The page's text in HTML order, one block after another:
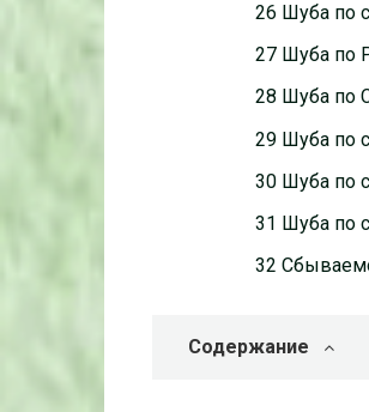
26 Шуба по
27 Шуба по
28 Шуба по
29 Шуба по
30 Шуба по
31 Шуба по
32
Содержание